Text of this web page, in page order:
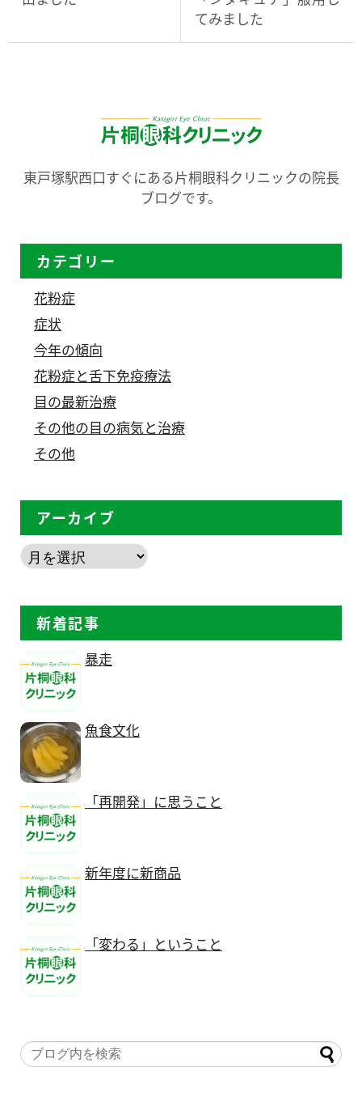
てみました
東戸塚駅西口すぐにある片桐眼科クリニックの院長
ブログです。
カテゴリー
花粉症
症状
今年の傾向
花粉症と舌下免疫療法
目の最新治療
その他の目の病気と治療
その他
アーカイブ
新着記事
暴走
魚食文化
「再開発」に思うこと
新年度に新商品
「変わる」ということ